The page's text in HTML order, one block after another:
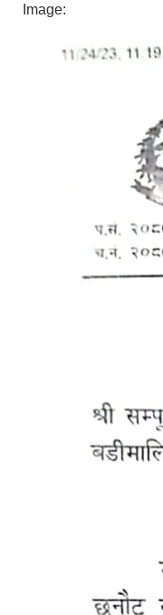
Image: